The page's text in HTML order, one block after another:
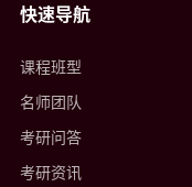
快速导航
课程班型
名师团队
考研问答
考研资讯